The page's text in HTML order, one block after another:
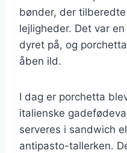
bønder, der
lejligheder. Det var
dyret på, og
åben ild.
I dag er porchetta
italienske
serveres i sandwich
antipasto-tallerken.